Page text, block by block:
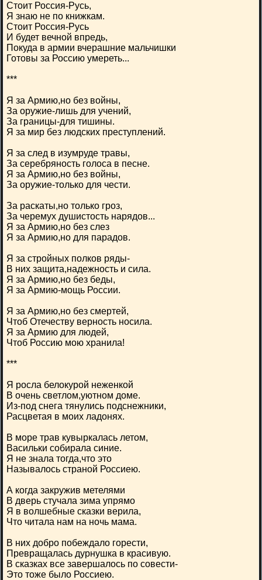
Стоит Россия-Русь,
Я знаю не по книжкам.
Стоит Россия-Русь
И будет вечной впредь,
Покуда в армии вчерашние мальчишки
Готовы за Россию умереть...
***
Я за Армию,но без войны,
За оружие-лишь для учений,
За границы-для тишины.
Я за мир без людских преступлений.
Я за след в изумруде травы,
За серебряность голоса в песне.
Я за Армию,но без войны,
За оружие-только для чести.
За раскаты,но только гроз,
За черемух душистость нарядов...
Я за Армию,но без слез
Я за Армию,но для парадов.
Я за стройных полков ряды-
В них защита,надежность и сила.
Я за Армию,но без беды,
Я за Армию-мощь России.
Я за Армию,но без смертей,
Чтоб Отечеству верность носила.
Я за Армию для людей,
Чтоб Россию мою хранила!
***
Я росла белокурой неженкой
В очень светлом,уютном доме.
Из-под снега тянулись подснежники,
Расцветая в моих ладонях.
В море трав кувыркалась летом,
Васильки собирала синие.
Я не знала тогда,что это
Называлось страной Россиею.
А когда закружив метелями
В дверь стучала зима упрямо
Я в волшебные сказки верила,
Что читала нам на ночь мама.
В них добро побеждало горести,
Превращалась дурнушка в красивую.
В сказках все завершалось по совести-
Это тоже было Россиею.